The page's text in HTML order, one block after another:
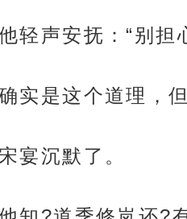
轻声安抚：“别担
实是这个道理，
宋宴沉默了。